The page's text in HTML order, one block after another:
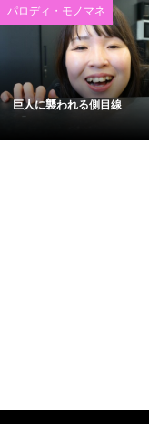
パロディ・モノマネ
巨人に襲われる側目線